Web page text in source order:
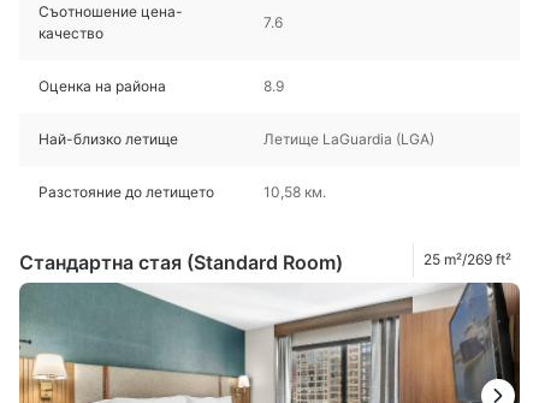
Съотношение цена-
качество
7.6
Оценка на района 8.9
Най-близко летище Летище LaGuardia (LGA)
Разстояние до летището 10,58 км.
Стандартна стая (Standard Room) 25 m²/269 ft²